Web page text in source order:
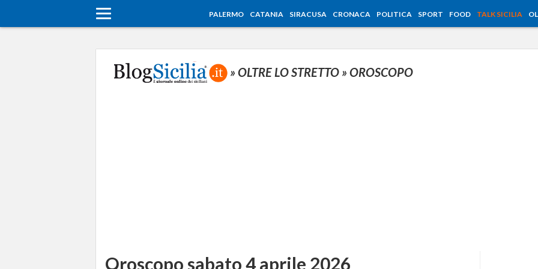
PALERMO CATANIA SIRACUSA CRONACA POLITICA SPORT FOOD TALK SICILIA
» OLTRE LO STRETTO » OROSCOPO
Oroscopo sabato 4 aprile 2026